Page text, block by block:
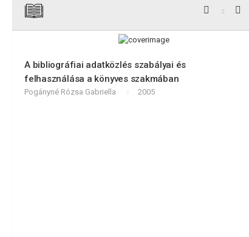
A bibliográfiai adatközlés szabályai és
felhasználása a könyves szakmában
Pogányné Rózsa Gabriella 2005